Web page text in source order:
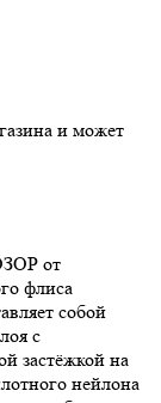
и может
от
флиса
собой
с
застёжкой на
нейлона